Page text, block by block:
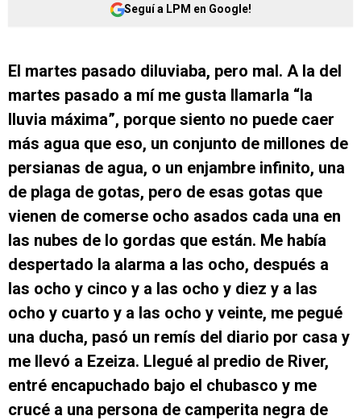
Seguí a LPM en Google!
El martes pasado diluviaba, pero mal. A la del
martes pasado a mí me gusta llamarla “la
lluvia máxima”, porque siento no puede caer
más agua que eso, un conjunto de millones de
persianas de agua, o un enjambre infinito, una
de plaga de gotas, pero de esas gotas que
vienen de comerse ocho asados cada una en
las nubes de lo gordas que están. Me había
despertado la alarma a las ocho, después a
las ocho y cinco y a las ocho y diez y a las
ocho y cuarto y a las ocho y veinte, me pegué
una ducha, pasó un remís del diario por casa y
me llevó a Ezeiza. Llegué al predio de River,
entré encapuchado bajo el chubasco y me
crucé a una persona de camperita negra de